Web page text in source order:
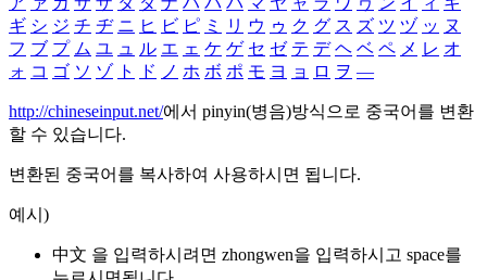
ギ シ ジ チ ヂ ニ ヒ ビ ピ ミ リ ウ ゥ ク グ ス ズ ツ ヅ ッ ヌ
フ ブ プ ム ユ ュ ル エ ェ ケ ゲ セ ゼ テ デ ヘ ベ ペ メ レ オ
ォ コ ゴ ソ ゾ ト ド ノ ホ ボ ポ モ ヨ ョ ロ ヲ ―
http://chineseinput.net/에서 pinyin(병음)방식으로 중국어를 변환
할 수 있습니다.
변환된 중국어를 복사하여 사용하시면 됩니다.
예시)
中文 을 입력하시려면 zhongwen을 입력하시고 space를